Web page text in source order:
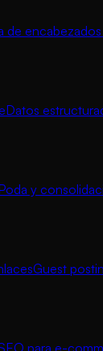
de
Datos
y
Guest
para e-